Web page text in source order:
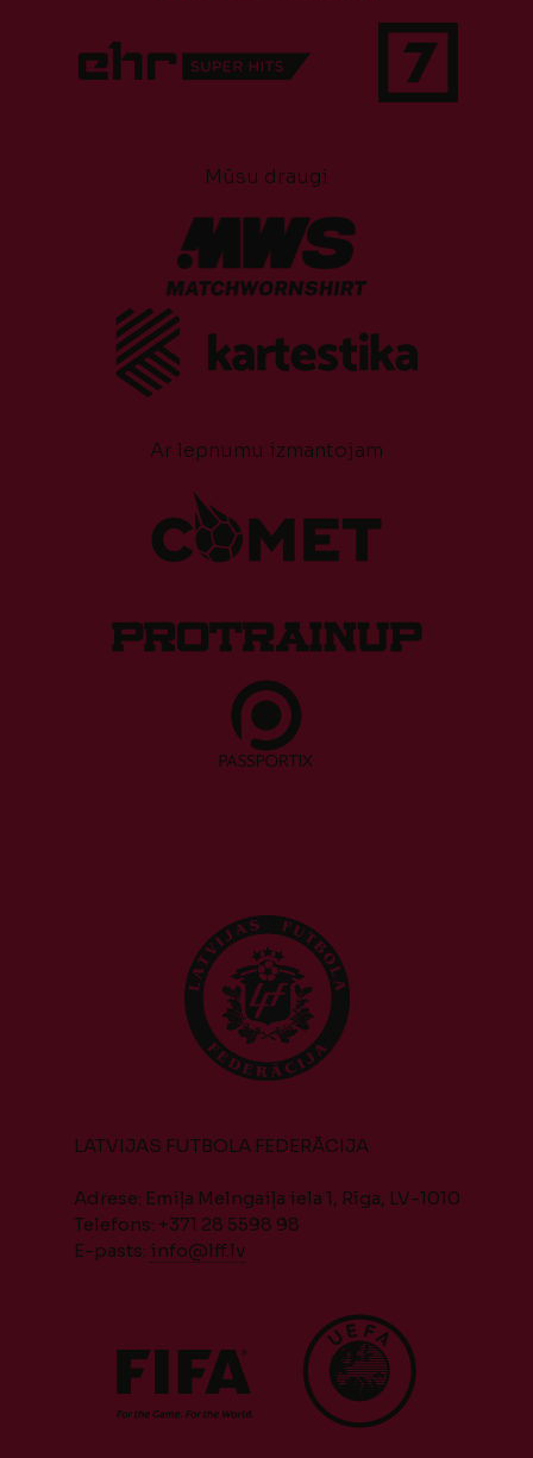
Mūsu draugi
Ar lepnumu izmantojam
LATVIJAS FUTBOLA FEDERĀCIJA
Adrese: Emiļa Melngaiļa iela 1, Rīga, LV-1010
Telefons: +371 28 5598 98
E-pasts: info@lff.lv